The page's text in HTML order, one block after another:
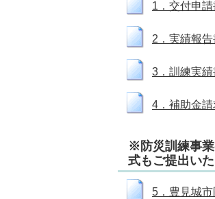
1．交付申
2．実績報
3．訓練実
4．補助金
※防災訓練事
式もご提出い
5．豊見城